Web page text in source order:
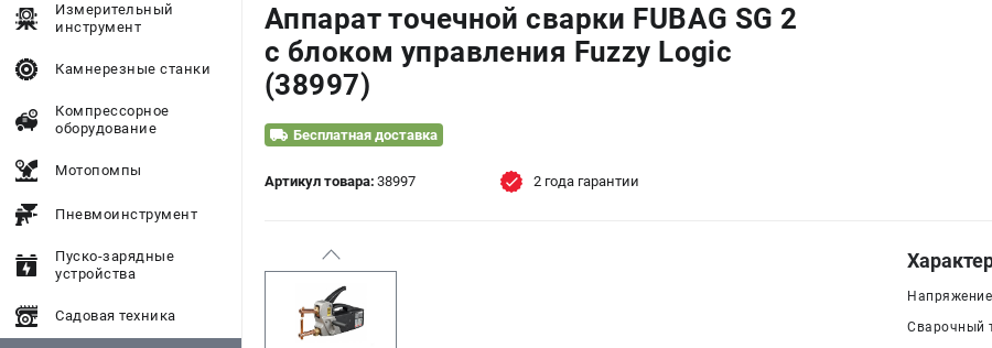
Измерительный
инструмент
Камнерезные станки
Компрессорное
оборудование
Мотопомпы
Пневмоинструмент
Пуско-зарядные
устройства
Садовая техника
Аппарат точечной сварки FUBAG SG 2
с блоком управления Fuzzy Logic
(38997)
Бесплатная доставка
Артикул товара: 38997 2 года гарантии
Сварочный